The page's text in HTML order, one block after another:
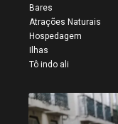
Bares
Atrações Naturais
Hospedagem
Ilhas
Tô indo ali